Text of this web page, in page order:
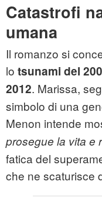
Catastrofi
umana
Il romanzo si
lo tsunami del
2012. Marissa,
simbolo di una
Menon intende
prosegue la vita e
fatica del
che ne scaturisce